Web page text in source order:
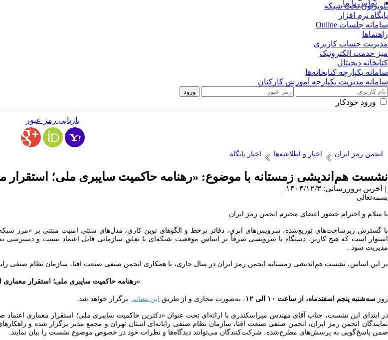
تماس با ما
تلویزیون تحت شبکه
پایگاه نرم افزار
سامانه جلسات Online
راهنماها
مدیریت حساب کاربری
میز خدمت الکترونیک
کتابخانه دیجیتال
سامانه یکپارچه کتابخانه‌ها
سامانه مدیریت یکپارچه آموزش کارکنان
ورود خودکار
بازیابی رمز عبور
انجمن رمز ایران اخبار و اطلاعیه‌ها اخبار پایگاه
نشست هم‌اندیشی زمستانه با موضوع: «رهنامه حاکمیت سایبری ملی؛ استقرار
| آخرین بروزرسانی: ۱۴۰۴/۱۲/۳ |
بسمه‌تعالی
با سلام و احترام حضور اعضای محترم انجمن رمز ایران
استوار است که هیچ کاربر، دستگاه یا سرویسی صرفاً بر اساس موقعیت شبکه‌ای یا تعلق سازمانی قابل اعتماد نیست و دسترسی
مدیریت شود .
بر این اساس، نشست هم‌اندیشی زمستانه انجمن رمز ایران در سال جاری، با همکاری انجمن صنفی صنعت افتا، سازمان نظام صنفی
«رهنامه حاکمیت سایبری ملی؛ استقرار معماری
روز سه‌شنبه پنجم اسفندماه، از ساعت ۱۰ الی ۱۲ ، به‌صورت مجازی و از طریق این نشانی برگزار خواهد شد.
در ابتدای این نشست، جناب آقای مهندس میراسکندری با ارائه‌ای تحت عنوان «دکترین حاکمیت سایبری ملی؛ استقرار معماری
نمایندگان انجمن رمز ایران، انجمن صنفی صنعت افتا، سازمان نظام صنفی رایانه‌ای استان تهران و مجمع مدبر برگزار شده و
ضمن پاسخ‌گویی به پرسش‌های مطرح‌شده، شرکت‌کنندگان می‌توانند دیدگاه‌ها و نظرات خود در خصوص موضوع نشست را بیان نمایند.